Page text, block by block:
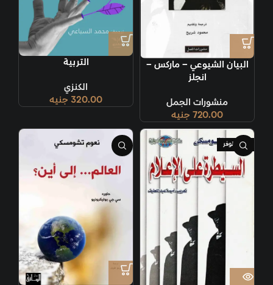
البيان الشيوعي – ماركس –
انجلز
منشورات الجمل
720.00 جنيه
التربية
الكنزي
320.00 جنيه
غير متوفر